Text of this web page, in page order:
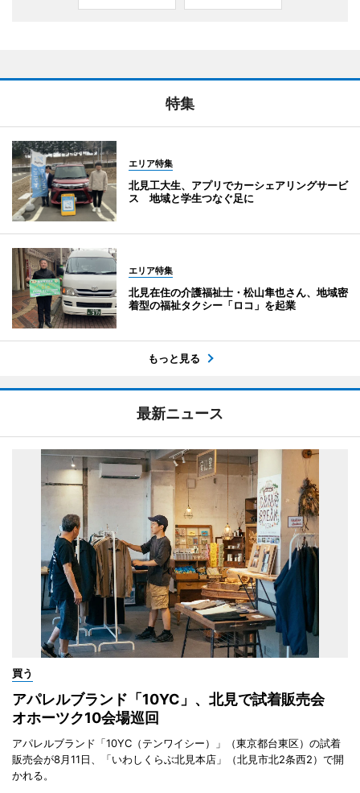
特集
エリア特集
北見工大生、アプリでカーシェアリングサービ
ス 地域と学生つなぐ足に
エリア特集
北見在住の介護福祉士・松山隼也さん、地域密
着型の福祉タクシー「ロコ」を起業
もっと見る
最新ニュース
買う
アパレルブランド「10YC」、北見で試着販売会
オホーツク10会場巡回
アパレルブランド「10YC（テンワイシー）」（東京都台東区）の試着
販売会が8月11日、「いわしくらぶ北見本店」（北見市北2条西2）で開
かれる。